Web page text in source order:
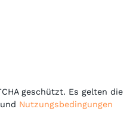
geschützt. Es gelten die
und Nutzungsbedingungen